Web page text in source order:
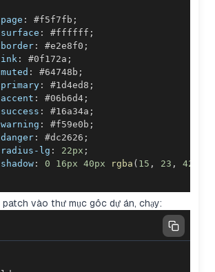
: #f5f7fb ;
: #ffffff ;
: #e2e8f0 ;
: #0f172a ;
: #64748b ;
: #1d4ed8 ;
: #06b6d4 ;
: #16a34a ;
: #f59e0b ;
: #dc2626 ;
radius-lg : 22px ;
: 0 16px 40px rgba ( 15 , 23 , 42
patch vào thư mục gốc dự án, chạy: